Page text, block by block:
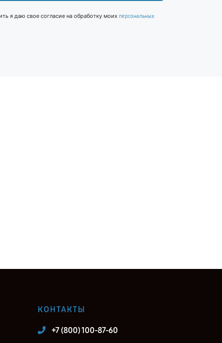
я даю свое согласие на обработку моих персональных
КОНТАКТЫ
+7 (800) 100-87-60